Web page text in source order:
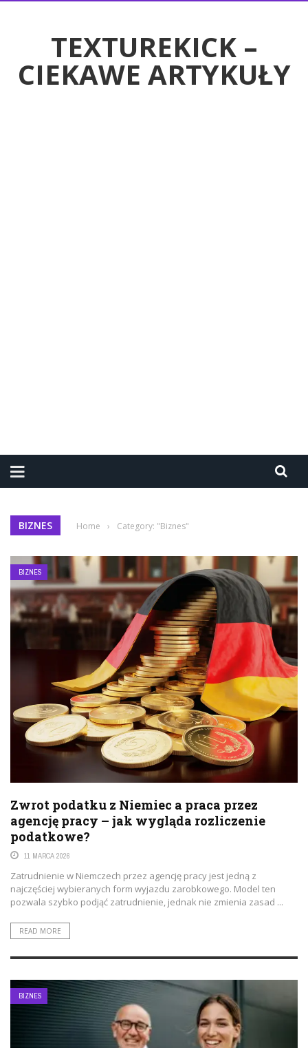
TEXTUREKICK –
CIEKAWE ARTYKUŁY
BIZNES Home › Category: "Biznes"
BIZNES
Zwrot podatku z Niemiec a praca przez
agencję pracy – jak wygląda rozliczenie
podatkowe?
11 MARCA 2026
Zatrudnienie w Niemczech przez agencję pracy jest jedną z
najczęściej wybieranych form wyjazdu zarobkowego. Model ten
pozwala szybko podjąć zatrudnienie, jednak nie zmienia zasad ...
READ MORE
BIZNES